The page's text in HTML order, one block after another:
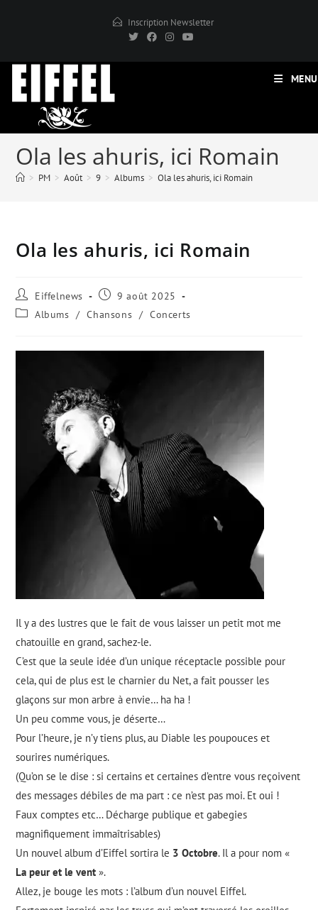
Inscription Newsletter
MENU
Ola les ahuris, ici Romain
> PM > Août > 9 > Albums > Ola les ahuris, ici Romain
Ola les ahuris, ici Romain
Auteur/autrice
de
la
:
Eiffelnews
Publication
:
9 août 2025
Post Albums / Chansons / Concerts
Il y a des lustres que le fait de vous laisser un petit mot me
chatouille en grand, sachez-le.
C’est que la seule idée d’un unique réceptacle possible pour
cela, qui de plus est le charnier du Net, a fait pousser les
glaçons sur mon arbre à envie… ha ha !
Un peu comme vous, je déserte…
Pour l’heure, je n’y tiens plus, au Diable les poupouces et
sourires numériques.
(Qu’on se le dise : si certains et certaines d’entre vous reçoivent
des messages débiles de ma part : ce n’est pas moi. Et oui !
Faux comptes etc… Décharge publique et gabegies
magnifiquement immaîtrisables)
Un nouvel album d’Eiffel sortira le 3 Octobre. Il a pour nom «
La peur et le vent ».
Allez, je bouge les mots : l’album d’un nouvel Eiffel.